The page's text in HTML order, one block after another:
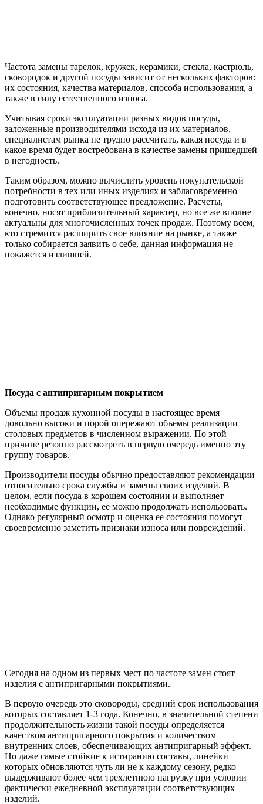
Частота замены тарелок, кружек, керамики, стекла, кастрюль,
сковородок и другой посуды зависит от нескольких факторов:
их состояния, качества материалов, способа использования, а
также в силу естественного износа.
Учитывая сроки эксплуатации разных видов посуды,
заложенные производителями исходя из их материалов,
специалистам рынка не трудно рассчитать, какая посуда и в
какое время будет востребована в качестве замены пришедшей
в негодность.
Таким образом, можно вычислить уровень покупательской
потребности в тех или иных изделиях и заблаговременно
подготовить соответствующее предложение. Расчеты,
конечно, носят приблизительный характер, но все же вполне
актуальны для многочисленных точек продаж. Поэтому всем,
кто стремится расширить свое влияние на рынке, а также
только собирается заявить о себе, данная информация не
покажется излишней.
Посуда с антипригарным покрытием
Объемы продаж кухонной посуды в настоящее время
довольно высоки и порой опережают объемы реализации
столовых предметов в численном выражении. По этой
причине резонно рассмотреть в первую очередь именно эту
группу товаров.
Производители посуды обычно предоставляют рекомендации
относительно срока службы и замены своих изделий. В
целом, если посуда в хорошем состоянии и выполняет
необходимые функции, ее можно продолжать использовать.
Однако регулярный осмотр и оценка ее состояния помогут
своевременно заметить признаки износа или повреждений.
Сегодня на одном из первых мест по частоте замен стоят
изделия с антипригарными покрытиями.
В первую очередь это сковороды, средний срок использования
которых составляет 1-3 года. Конечно, в значительной степени
продолжительность жизни такой посуды определяется
качеством антипригарного покрытия и количеством
внутренних слоев, обеспечивающих антипригарный эффект.
Но даже самые стойкие к истиранию составы, линейки
которых обновляются чуть ли не к каждому сезону, редко
выдерживают более чем трехлетнюю нагрузку при условии
фактически ежедневной эксплуатации соответствующих
изделий.